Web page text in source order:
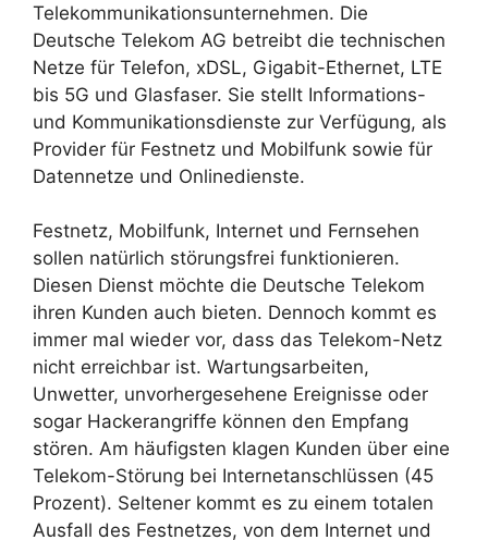
Telekommunikationsunternehmen. Die
Deutsche Telekom AG betreibt die technischen
Netze für Telefon, xDSL, Gigabit-Ethernet, LTE
bis 5G und Glasfaser. Sie stellt Informations-
und Kommunikationsdienste zur Verfügung, als
Provider für Festnetz und Mobilfunk sowie für
Datennetze und Onlinedienste.
Festnetz, Mobilfunk, Internet und Fernsehen
sollen natürlich störungsfrei funktionieren.
Diesen Dienst möchte die Deutsche Telekom
ihren Kunden auch bieten. Dennoch kommt es
immer mal wieder vor, dass das Telekom-Netz
nicht erreichbar ist. Wartungsarbeiten,
Unwetter, unvorhergesehene Ereignisse oder
sogar Hackerangriffe können den Empfang
stören. Am häufigsten klagen Kunden über eine
Telekom-Störung bei Internetanschlüssen (45
Prozent). Seltener kommt es zu einem totalen
Ausfall des Festnetzes, von dem Internet und